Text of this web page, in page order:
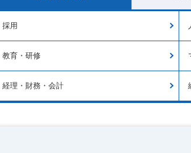
採用
教育・研修
経理・財務・会計